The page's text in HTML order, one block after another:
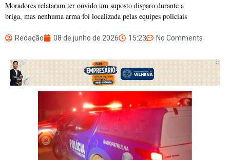
Moradores relataram ter ouvido um suposto disparo durante a
briga, mas nenhuma arma foi localizada pelas equipes policiais
Redação 08 de junho de 2026 15:23 No Comments